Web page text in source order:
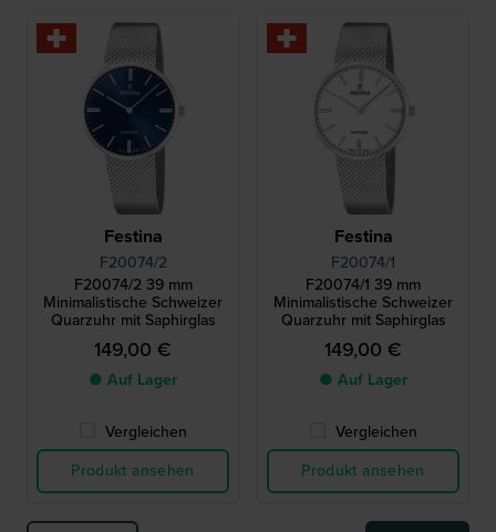
Festina
F20074/2
F20074/2 39 mm
Minimalistische Schweizer
Quarzuhr mit Saphirglas
149,00 €
● Auf Lager
Vergleichen
Produkt ansehen
Festina
F20074/1
F20074/1 39 mm
Minimalistische Schweizer
Quarzuhr mit Saphirglas
149,00 €
● Auf Lager
Vergleichen
Produkt ansehen